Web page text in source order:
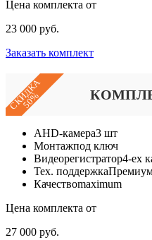
Цена комплекта от
23 000 руб.
Заказать комплект
СКИДКА
50%
AHD-камера3 шт
Монтажпод ключ
Видеорегистратор4-ех
Тех. поддержка
Качествоmaximum
Цена комплекта от
27 000 руб.